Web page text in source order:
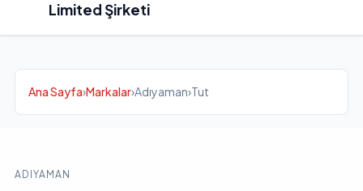
Limited Şirketi
Ana Sayfa›Markalar›Adıyaman›Tut
ADIYAMAN